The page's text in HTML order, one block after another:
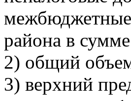
межбюджетные
района в
2) общий
3) верхний